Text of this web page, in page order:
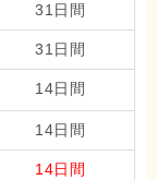
31日間
31日間
14日間
14日間
14日間